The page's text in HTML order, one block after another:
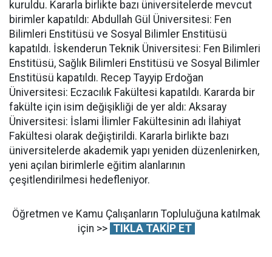
kuruldu. Kararla birlikte bazı üniversitelerde mevcut
birimler kapatıldı: Abdullah Gül Üniversitesi: Fen
Bilimleri Enstitüsü ve Sosyal Bilimler Enstitüsü
kapatıldı. İskenderun Teknik Üniversitesi: Fen Bilimleri
Enstitüsü, Sağlık Bilimleri Enstitüsü ve Sosyal Bilimler
Enstitüsü kapatıldı. Recep Tayyip Erdoğan
Üniversitesi: Eczacılık Fakültesi kapatıldı. Kararda bir
fakülte için isim değişikliği de yer aldı: Aksaray
Üniversitesi: İslami İlimler Fakültesinin adı İlahiyat
Fakültesi olarak değiştirildi. Kararla birlikte bazı
üniversitelerde akademik yapı yeniden düzenlenirken,
yeni açılan birimlerle eğitim alanlarının
çeşitlendirilmesi hedefleniyor.
Öğretmen ve Kamu Çalışanların Topluluğuna katılmak
için >> TIKLA TAKİP ET